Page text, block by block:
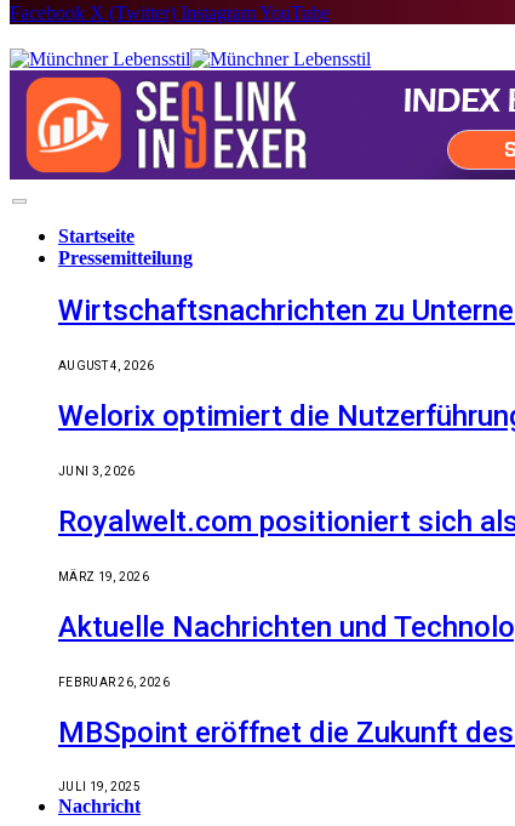
Facebook X (Twitter) InstagramYouTube
Startseite
Pressemitteilung
Wirtschaftsnachrichten zu
AUGUST 4, 2026
Welorix optimiert die
JUNI 3, 2026
Royalwelt.com positioniert sich
MÄRZ 19, 2026
Aktuelle Nachrichten und
FEBRUAR 26, 2026
MBSpoint eröffnet die Zukunft
JULI 19, 2025
Nachricht